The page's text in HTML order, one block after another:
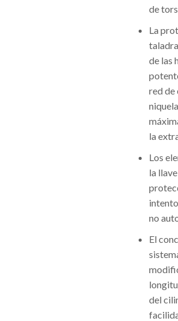
de
La
de las
red de
la
Los
la
no
El
del